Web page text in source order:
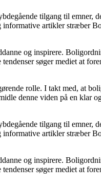
tilgang til emner,
informative artikler stræber
og inspirere.
søger mediet at
rolle. I takt med, at
denne viden på en klar
tilgang til emner,
informative artikler stræber
og inspirere.
søger mediet at